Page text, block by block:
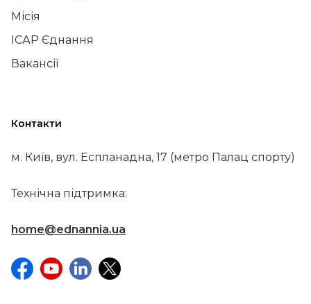
Місія
ІСАР Єднання
Вакансії
Контакти
м. Київ, вул. Еспланадна, 17 (метро Палац спорту)
Технічна підтримка:
home@ednannia.ua